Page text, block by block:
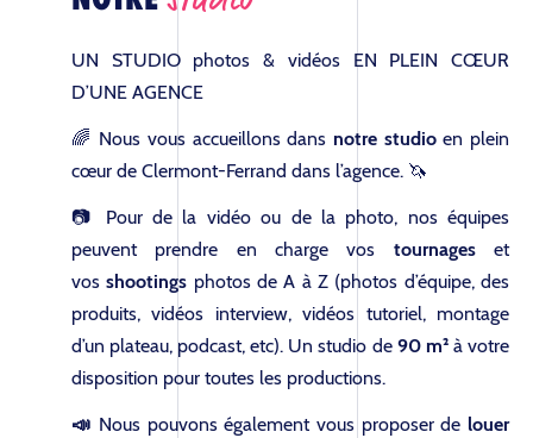
UN STUDIO photos & vidéos EN PLEIN CŒUR
D’UNE AGENCE
🌈 Nous vous accueillons dans notre studioen plein
cœur de Clermont-Ferrand dans l’agence. 🦄
📷 Pour de la vidéo ou de la photo, nos équipes
peuvent prendre en charge vos tournageset
vosshootings photos de A à Z (photos d’équipe, des
produits, vidéos interview, vidéos tutoriel, montage
d’un plateau, podcast, etc). Un studio de90 m²à votre
disposition pour toutes les productions.
📣 Nous pouvons également vous proposer de louer